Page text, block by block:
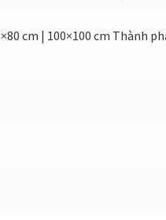
cm | 100×100 cm Thành